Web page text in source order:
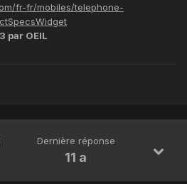
fr-fr/mobiles/telephone-
par OEIL
Dernière réponse
11 a